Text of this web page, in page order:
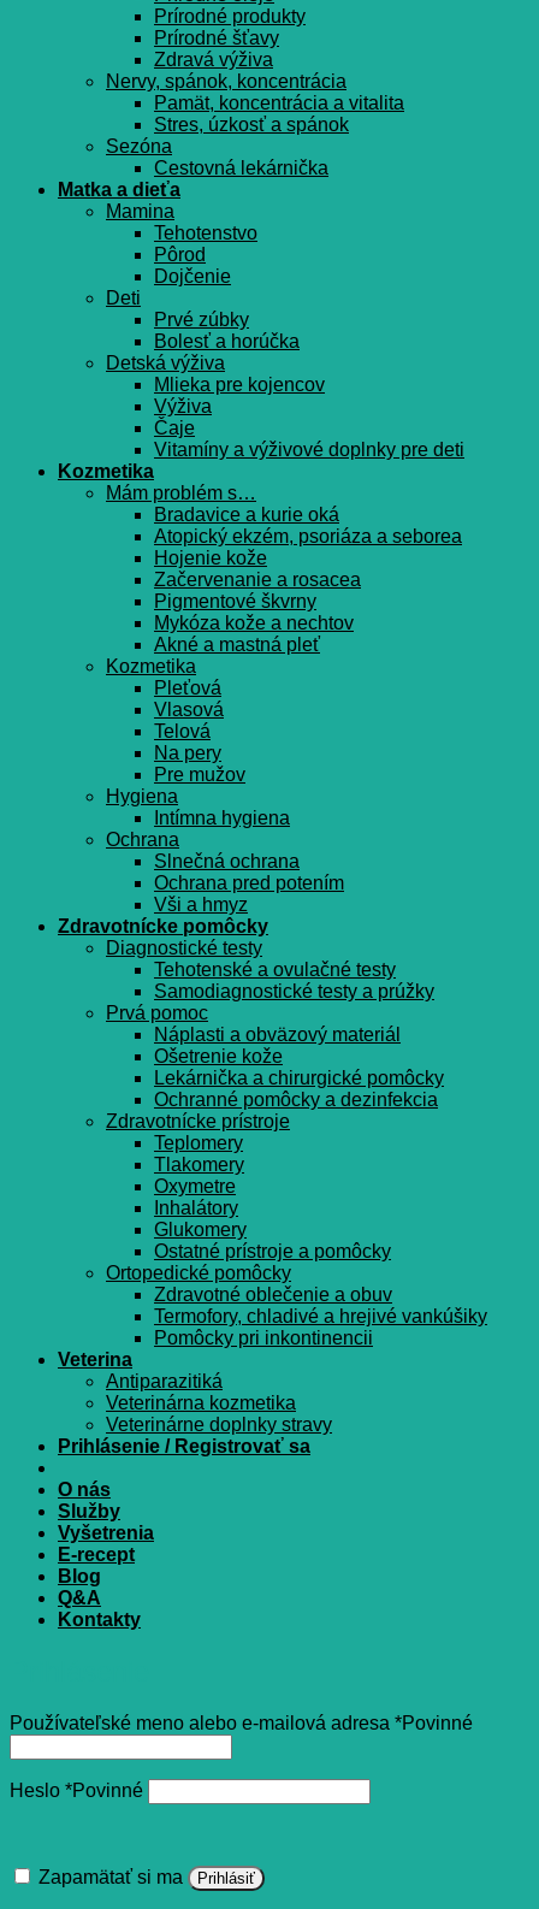
Prírodné produkty
Prírodné šťavy
Zdravá výživa
Nervy, spánok, koncentrácia
Pamät, koncentrácia a vitalita
Stres, úzkosť a spánok
Sezóna
Cestovná lekárnička
Matka a dieťa
Mamina
Tehotenstvo
Pôrod
Dojčenie
Deti
Prvé zúbky
Bolesť a horúčka
Detská výživa
Mlieka pre kojencov
Výživa
Čaje
Vitamíny a výživové doplnky pre deti
Kozmetika
Mám problém s…
Bradavice a kurie oká
Atopický ekzém, psoriáza a seborea
Hojenie kože
Začervenanie a rosacea
Pigmentové škvrny
Mykóza kože a nechtov
Akné a mastná pleť
Kozmetika
Pleťová
Vlasová
Telová
Na pery
Pre mužov
Hygiena
Intímna hygiena
Ochrana
Slnečná ochrana
Ochrana pred potením
Vši a hmyz
Zdravotnícke pomôcky
Diagnostické testy
Tehotenské a ovulačné testy
Samodiagnostické testy a prúžky
Prvá pomoc
Náplasti a obväzový materiál
Ošetrenie kože
Lekárnička a chirurgické pomôcky
Ochranné pomôcky a dezinfekcia
Zdravotnícke prístroje
Teplomery
Tlakomery
Oxymetre
Inhalátory
Glukomery
Ostatné prístroje a pomôcky
Ortopedické pomôcky
Zdravotné oblečenie a obuv
Termofory, chladivé a hrejivé vankúšiky
Pomôcky pri inkontinencii
Veterina
Antiparazitiká
Veterinárna kozmetika
Veterinárne doplnky stravy
Prihlásenie / Registrovať sa
O nás
Služby
Vyšetrenia
E-recept
Blog
Q&A
Kontakty
Používateľské meno alebo e-mailová adresa *Povinné
Heslo *Povinné
Zapamätať si ma Prihlásiť